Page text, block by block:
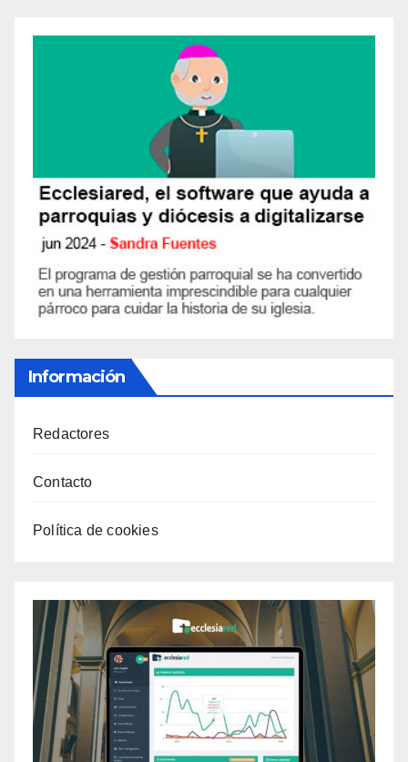
Información
Redactores
Contacto
Política de cookies